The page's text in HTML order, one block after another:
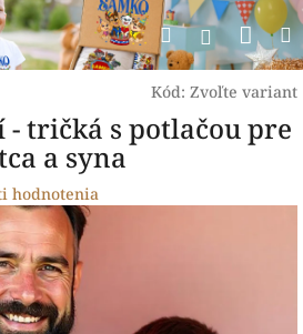
Hľadať
Kód: Zvoľte variant
- tričká s potlačou pre
a syna
hodnotenia